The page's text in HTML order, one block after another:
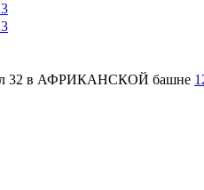
32 в АФРИКАНСКОЙ башне